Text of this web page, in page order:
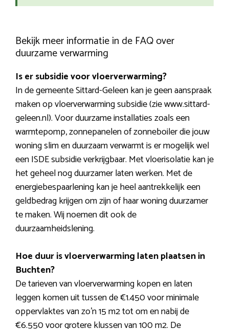
Bekijk meer informatie in de FAQ over
duurzame verwarming
Is er subsidie voor vloerverwarming?
In de gemeente Sittard-Geleen kan je geen aanspraak
maken op vloerverwarming subsidie (zie www.sittard-
geleen.nl). Voor duurzame installaties zoals een
warmtepomp, zonnepanelen of zonneboiler die jouw
woning slim en duurzaam verwarmt is er mogelijk wel
een ISDE subsidie verkrijgbaar. Met vloerisolatie kan je
het geheel nog duurzamer laten werken. Met de
energiebespaarlening kan je heel aantrekkelijk een
geldbedrag krijgen om zijn of haar woning duurzamer
te maken. Wij noemen dit ook de
duurzaamheidslening.
Hoe duur is vloerverwarming laten plaatsen in
Buchten?
De tarieven van vloerverwarming kopen en laten
leggen komen uit tussen de €1.450 voor minimale
oppervlaktes van zo’n 15 m2 tot om en nabij de
€6.550 voor grotere klussen van 100 m2. De